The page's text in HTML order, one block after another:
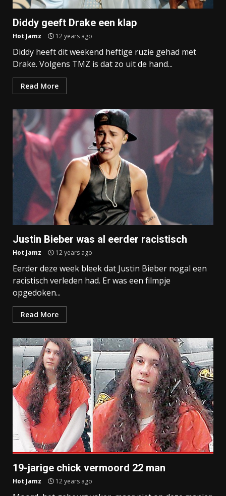
Diddy geeft Drake een klap
Hot Jamz 12 years ago
Diddy heeft dit weekend heftige ruzie gehad met
Drake. Volgens TMZ is dat zo uit de hand...
Read More
Justin Bieber was al eerder racistisch
Hot Jamz 12 years ago
Eerder deze week bleek dat Justin Bieber nogal een
racistisch verleden had. Er was een filmpje
opgedoken...
Read More
19-jarige chick vermoord 22 man
Hot Jamz 12 years ago